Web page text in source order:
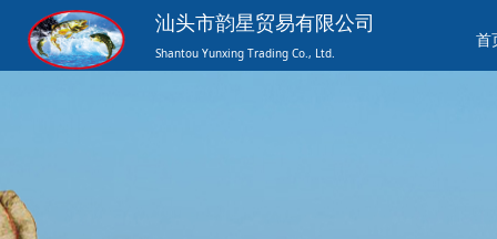
首
汕头市韵星贸易有限公司
Shantou Yunxing Trading Co., Ltd.